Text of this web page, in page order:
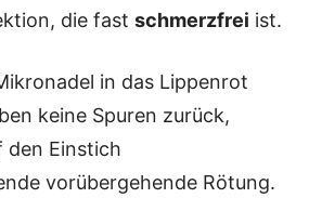
die fast schmerzfrei ist.
in das Lippenrot
keine Spuren zurück,
den Einstich
vorübergehende Rötung.